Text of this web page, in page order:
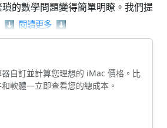
的數學問題變得簡單明瞭。我們提
算器、最小公倍數計算器和導數計算
學概念的理解。透過這些實用的計
工作，都能有效地解決相關的數學挑
⬇️ 閱讀更多 ⬇️
自訂並計算您理想的 iMac 價格。比
軟體—立即查看您的總成本。